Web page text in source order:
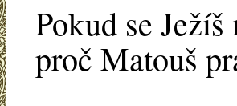
Pokud se
proč Matouš